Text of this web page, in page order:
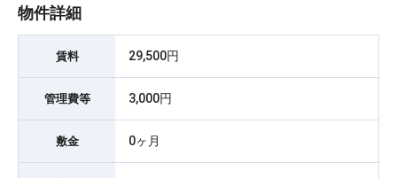
物件詳細
賃料 29,500円
管理費等 3,000円
敷金 0ヶ月